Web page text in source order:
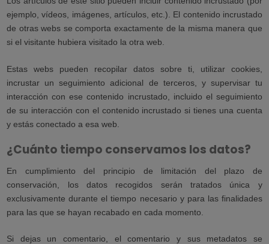
ejemplo, vídeos, imágenes, artículos, etc.). El contenido incrustado
de otras webs se comporta exactamente de la misma manera que
si el visitante hubiera visitado la otra web.
Estas webs pueden recopilar datos sobre ti, utilizar cookies,
incrustar un seguimiento adicional de terceros, y supervisar tu
interacción con ese contenido incrustado, incluido el seguimiento
de su interacción con el contenido incrustado si tienes una cuenta
y estás conectado a esa web.
¿Cuánto tiempo conservamos los datos?
En cumplimiento del principio de limitación del plazo de
conservación, los datos recogidos serán tratados única y
exclusivamente durante el tiempo necesario y para las finalidades
para las que se hayan recabado en cada momento.
Si dejas un comentario, el comentario y sus metadatos se